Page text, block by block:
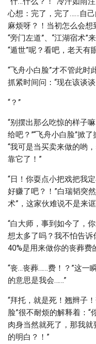
心想：完了，完了……自
麻烦呀？！当初怎么会
“旁门左道”、“江湖宿术”
“遁世”呢？看吧，老天有
“飞舟小白脸”才不管此
抓紧时间问：“现在该谈
“？”
“别摆出那么吃惊的样子
给吧？”“飞舟小白脸”掀
“我可是当买卖来做的哟
靠它了！”
“日！你耍点小把戏把我
好赚了吧？！”白瑞韬突
术”，这家伙难说不是来
“白大师，事到如今了，
想太多了吗？我不怕告
40%是用来做你的丧葬费
“丧…丧葬……费！？”这一
的意思是我会……”
“拜托，就是死！翘辫子
脸”很不耐烦的解释着：“
肉身当然就死了，那我就
的明白？！”